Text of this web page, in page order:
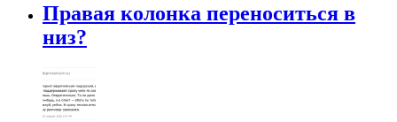
Правая колонка переноситься в
низ?